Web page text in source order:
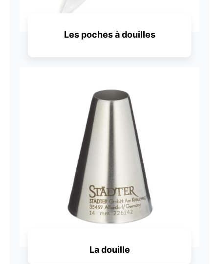
Les poches à douilles
La douille